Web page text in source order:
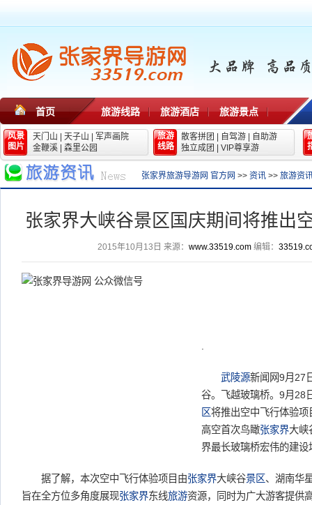
首页 旅游线路 旅游酒店 旅游景点
风景
图片
天门山 天子山
军声画院
金鞭溪
森里公园
旅游
线路
散客拼团 自驾游
自助游
独立成团
VIP尊享游
张家界旅游导游网 官方网 >> 资讯 >> 旅游资
张家界大峡谷景区国庆期间将推出
2015年10月13日 来源： www.33519.com编辑：
武陵源新闻网9月27
谷。飞越玻璃桥。9月28
区将推出空中飞行体验
高空首次鸟瞰张家界大峡
界最长玻璃桥宏伟的建设
据了解，本次空中飞行体验项目由张家界大峡谷景区、湖南华
旨在全方位多角度展现张家界东线旅游资源，同时为广大游客提供